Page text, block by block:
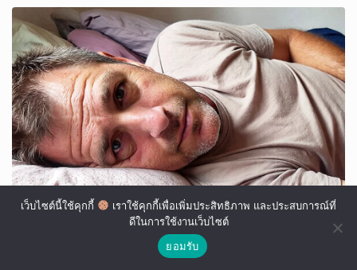
เว็บไซต์นี้ใช้คุกกี้
เราใช้คุกกี้เพื่อเพิ่มประสิทธิภาพ และประสบการณ์ที่
ดีในการใช้งานเว็บไซต์
ยอมรับ